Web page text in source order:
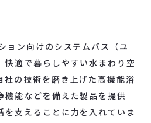
ョン向けのシステムバス（ユ
快適で暮らしやすい水まわり空
社の技術を磨き上げた高機能浴
機能などを備えた製品を提供
を支えることに力を入れていま